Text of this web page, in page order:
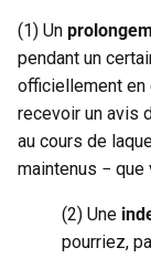
(1) Un
pendant un
officiellement en
recevoir un avis
au cours de
maintenus − que
(2) Une
pourriez,